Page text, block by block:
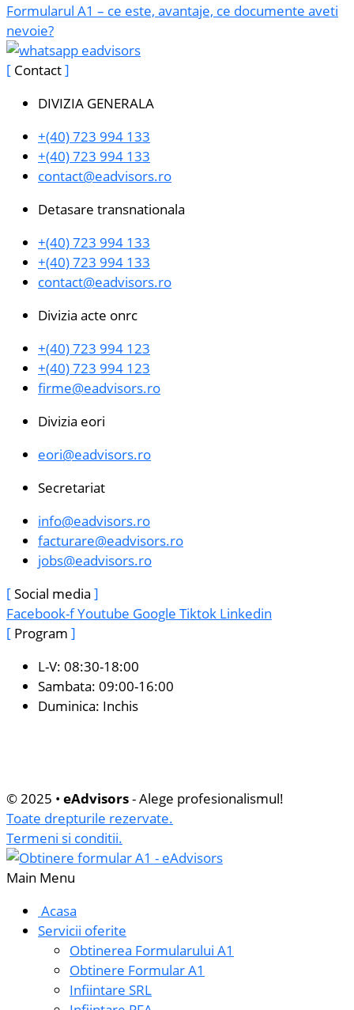
Formularul A1 – ce este, avantaje, ce documente aveti
nevoie?
Contact
DIVIZIA GENERALA
+(40) 723 994 133
+(40) 723 994 133
contact@eadvisors.ro
Detasare transnationala
+(40) 723 994 133
+(40) 723 994 133
contact@eadvisors.ro
Divizia acte onrc
+(40) 723 994 123
+(40) 723 994 123
firme@eadvisors.ro
Divizia eori
eori@eadvisors.ro
Secretariat
info@eadvisors.ro
facturare@eadvisors.ro
jobs@eadvisors.ro
Social media
Facebook-fYoutube Google Tiktok Linkedin
Program
L-V: 08:30-18:00
Sambata: 09:00-16:00
Duminica: Inchis
© 2025 • eAdvisors- Alege profesionalismul!
Toate drepturile rezervate.
Termeni si conditii.
Main Menu
Acasa
Servicii oferite
Obtinerea Formularului A1
Obtinere Formular A1
Infiintare SRL